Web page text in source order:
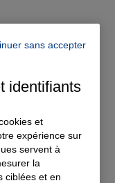
sans accepter
identifiants
et
expérience sur
servent à
la
ciblées et en